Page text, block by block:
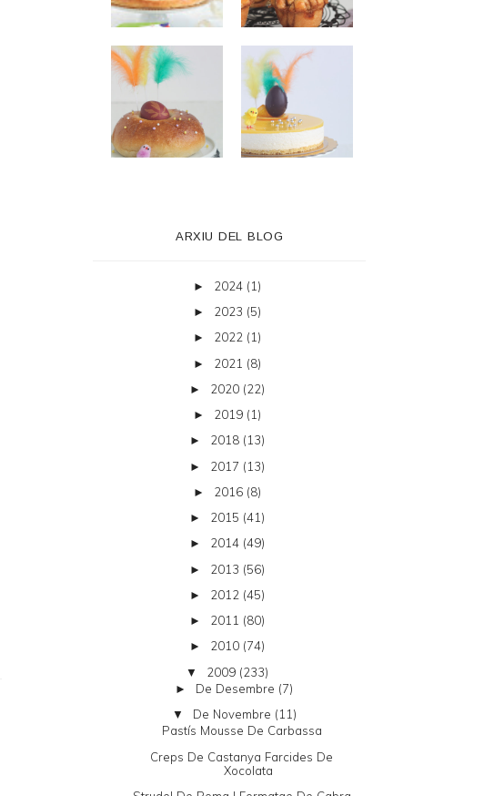
ARXIU DEL BLOG
► 2024 (1)
► 2023 (5)
► 2022 (1)
► 2021 (8)
► 2020 (22)
► 2019 (1)
► 2018 (13)
► 2017 (13)
► 2016 (8)
► 2015 (41)
► 2014 (49)
► 2013 (56)
► 2012 (45)
► 2011 (80)
► 2010 (74)
▼ 2009 (233)
► De Desembre (7)
▼ De Novembre (11)
Pastís Mousse De Carbassa
Creps De Castanya Farcides De
Xocolata